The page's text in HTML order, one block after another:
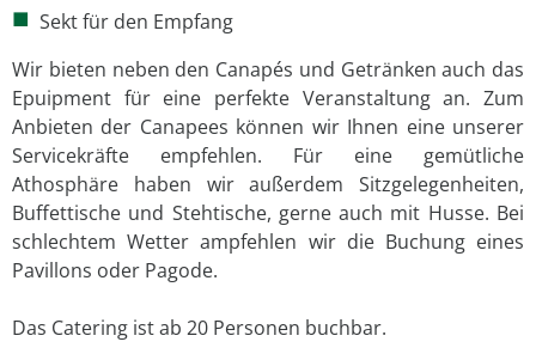
Sekt für den Empfang
Wir bieten neben den Canapés und Getränken auch das
Epuipment für eine perfekte Veranstaltung an. Zum
Anbieten der Canapees können wir Ihnen eine unserer
Servicekräfte empfehlen. Für eine gemütliche
Athosphäre haben wir außerdem Sitzgelegenheiten,
Buffettische und Stehtische, gerne auch mit Husse. Bei
schlechtem Wetter ampfehlen wir die Buchung eines
Pavillons oder Pagode.
Das Catering ist ab 20 Personen buchbar.